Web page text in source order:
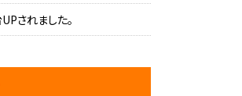
されました。